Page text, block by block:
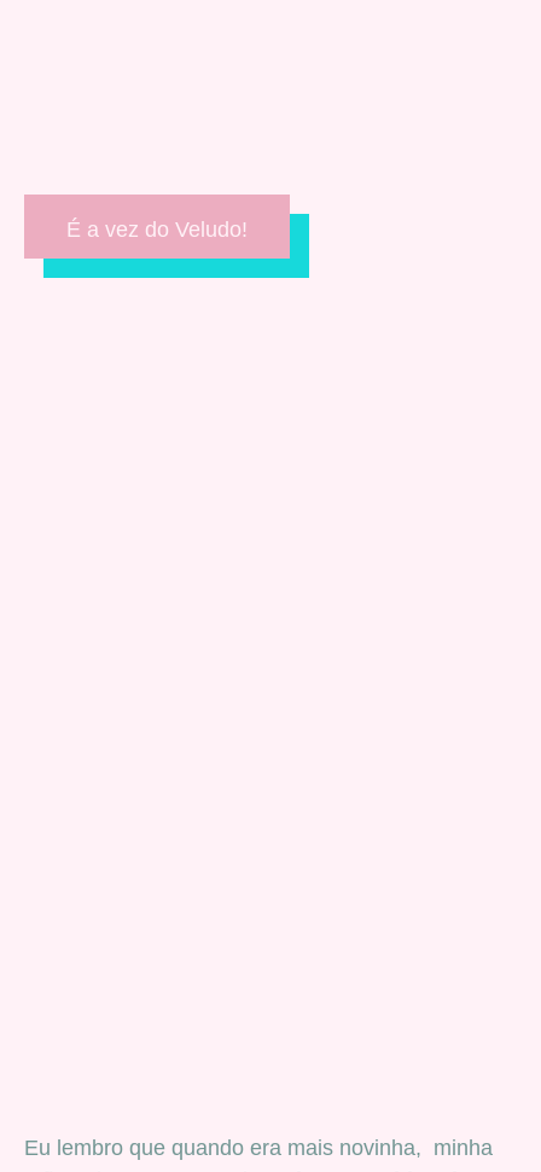
É a vez do Veludo!
Eu lembro que quando era mais novinha, minha